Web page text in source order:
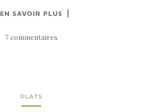
EN SAVOIR PLUS
7 commentaires
PLATS